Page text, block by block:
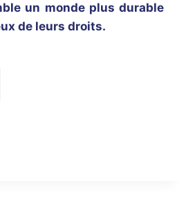
un monde plus durable
de leurs droits.